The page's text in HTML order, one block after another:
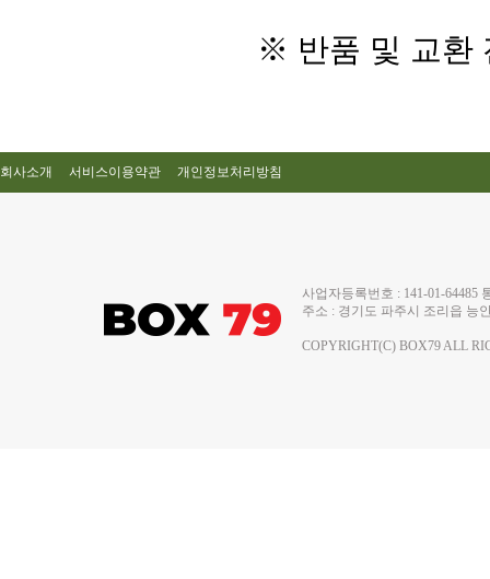
※ 반품 및 교환
회사소개 서비스이용약관 개인정보처리방침
사업자등록번호 : 141-01-
주소 : 경기도 파주시 조리읍 능
COPYRIGHT(C) BOX79 ALL